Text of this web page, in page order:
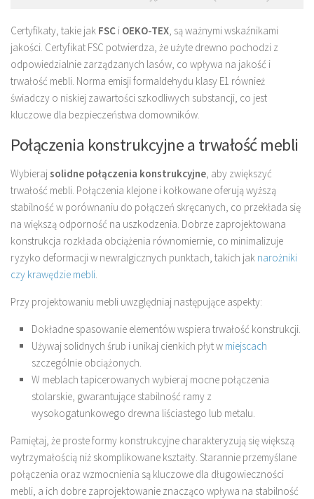
Certyfikaty, takie jak FSC i OEKO-TEX, są ważnymi wskaźnikami
jakości. Certyfikat FSC potwierdza, że użyte drewno pochodzi z
odpowiedzialnie zarządzanych lasów, co wpływa na jakość i
trwałość mebli. Norma emisji formaldehydu klasy E1 również
świadczy o niskiej zawartości szkodliwych substancji, co jest
kluczowe dla bezpieczeństwa domowników.
Połączenia konstrukcyjne a trwałość mebli
Wybierajsolidne połączenia konstrukcyjne, aby zwiększyć
trwałość mebli. Połączenia klejone i kołkowane oferują wyższą
stabilność w porównaniu do połączeń skręcanych, co przekłada się
na większą odporność na uszkodzenia. Dobrze zaprojektowana
konstrukcja rozkłada obciążenia równomiernie, co minimalizuje
ryzyko deformacji w newralgicznych punktach, takich jak narożniki
czy krawędzie mebli.
Przy projektowaniu mebli uwzględniaj następujące aspekty:
Dokładne spasowanie elementów wspiera trwałość konstrukcji.
Używaj solidnych śrub i unikaj cienkich płyt w miejscach
szczególnie obciążonych.
W meblach tapicerowanych wybieraj mocne połączenia
stolarskie, gwarantujące stabilność ramy z
wysokogatunkowego drewna liściastego lub metalu.
Pamiętaj, że proste formy konstrukcyjne charakteryzują się większą
wytrzymałością niż skomplikowane kształty. Starannie przemyślane
połączenia oraz wzmocnienia są kluczowe dla długowieczności
mebli, a ich dobre zaprojektowanie znacząco wpływa na stabilność